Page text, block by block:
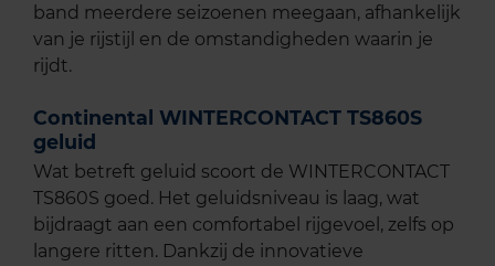
band meerdere seizoenen meegaan, afhankelijk
van je rijstijl en de omstandigheden waarin je
rijdt.
Continental WINTERCONTACT TS860S
geluid
Wat betreft geluid scoort de WINTERCONTACT
TS860S goed. Het geluidsniveau is laag, wat
bijdraagt aan een comfortabel rijgevoel, zelfs op
langere ritten. Dankzij de innovatieve